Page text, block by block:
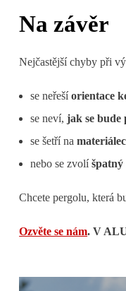
Na závěr
Nejčastější chyby při
se neřešíorientace
se neví,jak se bude
se šetří na
nebo se zvolíšpatný
Chcete pergolu, která
Ozvěte se nám. V